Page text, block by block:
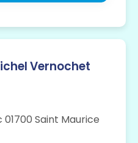
Vernochet
Saint Maurice